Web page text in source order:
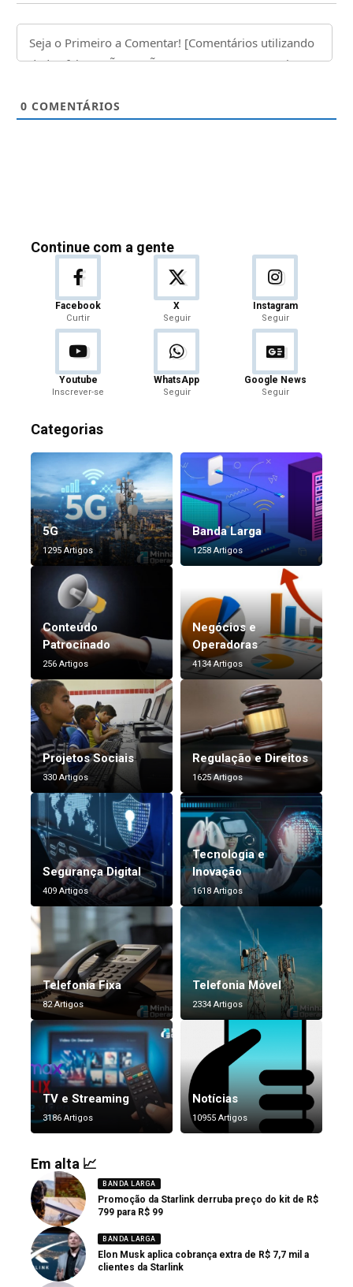
0 COMENTÁRIOS
Continue com a gente
Facebook
Curtir
X
Seguir
Instagram
Seguir
Youtube
Inscrever-se
WhatsApp
Seguir
Google News
Seguir
Categorias
5G
1295 Artigos
Banda Larga
1258 Artigos
Conteúdo
Patrocinado
256 Artigos
Negócios e
Operadoras
4134 Artigos
Projetos Sociais
330 Artigos
Regulação e Direitos
1625 Artigos
Segurança Digital
409 Artigos
Tecnologia e
Inovação
1618 Artigos
Telefonia Fixa
82 Artigos
Telefonia Móvel
2334 Artigos
TV e Streaming
3186 Artigos
Notícias
10955 Artigos
Em alta 📈
BANDA LARGA
Promoção da Starlink derruba preço do kit de R$
799 para R$ 99
BANDA LARGA
Elon Musk aplica cobrança extra de R$ 7,7 mil a
clientes da Starlink